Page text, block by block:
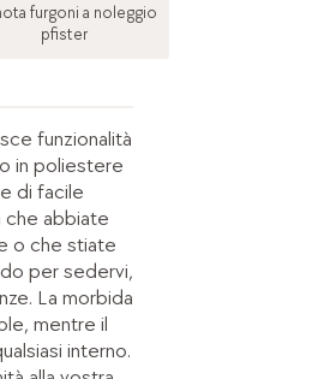
furgoni a noleggio
pfister
funzionalità
in poliestere
di facile
che abbiate
o che stiate
per sedervi,
La morbida
mentre il
interno.